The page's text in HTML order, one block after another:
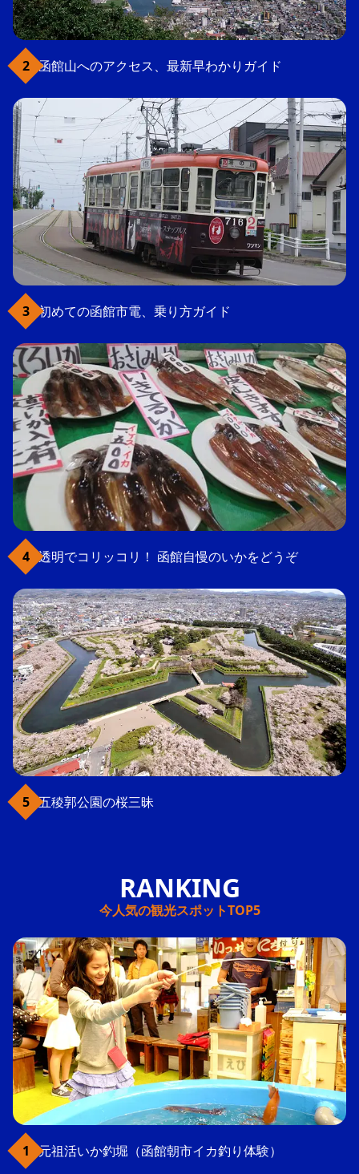
函館山へのアクセス、最新早わかりガイド
初めての函館市電、乗り方ガイド
透明でコリッコリ！ 函館自慢のいかをどうぞ
五稜郭公園の桜三昧
今人気の観光スポットTOP5
元祖活いか釣堀（函館朝市イカ釣り体験）